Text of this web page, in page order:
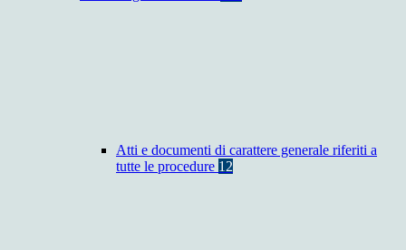
Atti e documenti di carattere generale riferiti a
tutte le procedure 12